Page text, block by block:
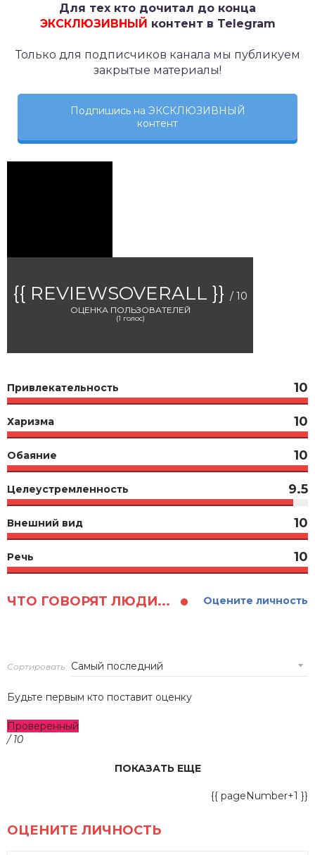
Для тех кто дочитал до конца
ЭКСКЛЮЗИВНЫЙ контент в Telegram
Только для подписчиков канала мы публикуем
закрытые материалы!
Подпишись на ЭКСКЛЮЗИВНЫЙ
контент
{{ REVIEWSOVERALL }} / 10
ОЦЕНКА ПОЛЬЗОВАТЕЛЕЙ
(1 голос)
Привлекательность 10
Харизма 10
Обаяние 10
Целеустремленность 9.5
Внешний вид 10
Речь 10
ЧТО ГОВОРЯТ ЛЮДИ... Оцените личность
Сортировать:
Будьте первым кто поставит оценку
Проверенный
/ 10
ПОКАЗАТЬ ЕЩЕ
{{ pageNumber+1 }}
ОЦЕНИТЕ ЛИЧНОСТЬ